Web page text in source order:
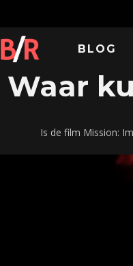
BLOG
Waar
Is de film Mission: